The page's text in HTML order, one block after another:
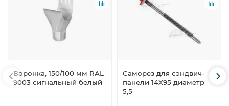
Воронка, 150/100 мм RAL
9003 сигнальный белый
Саморез для сэндвич-
панели 14X95 диаметр
5,5